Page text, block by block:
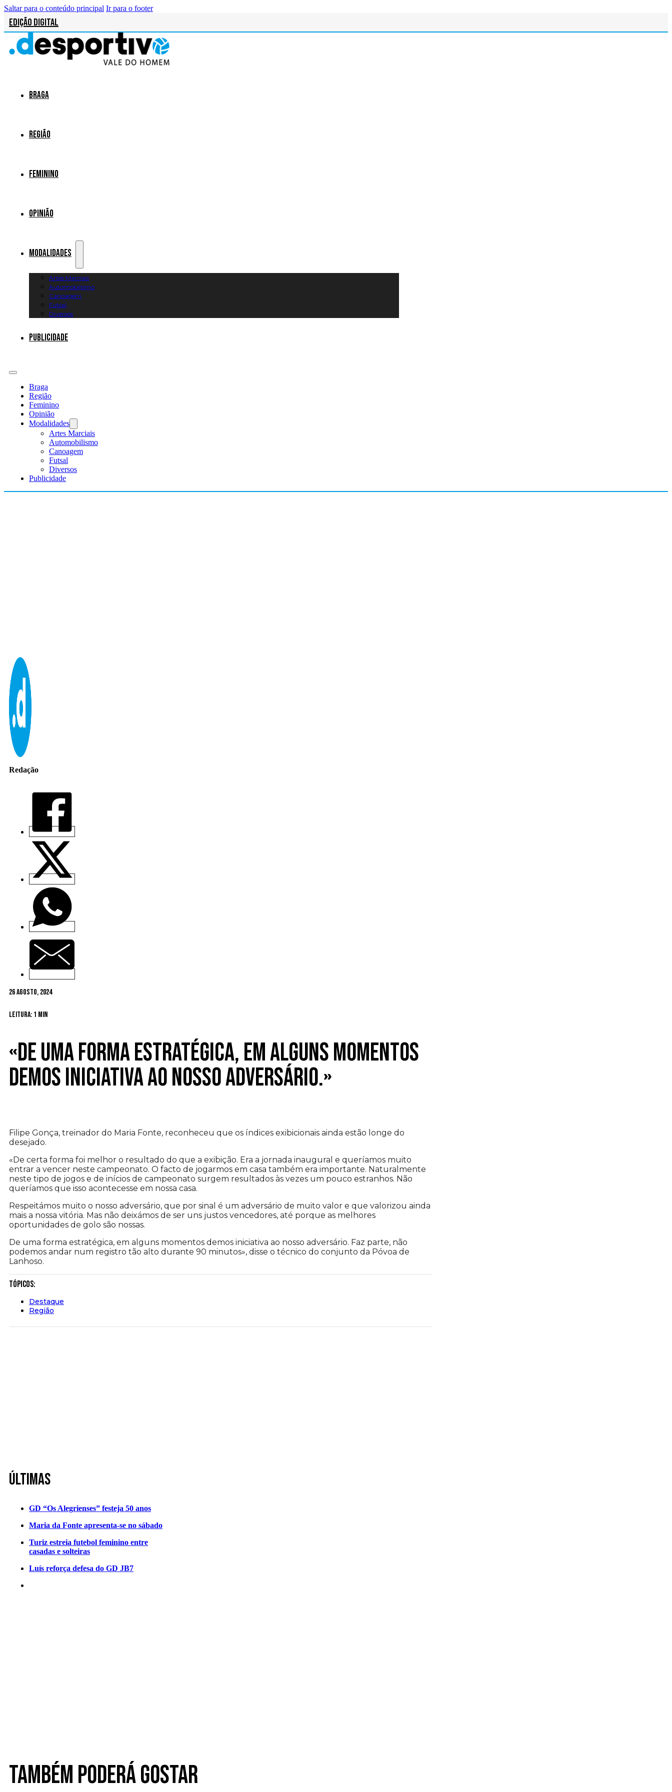
Saltar para o conteúdo principal Ir para o footer
Edição Digital
Braga
Região
Feminino
Opinião
Modalidades
Artes Marciais
Automobilismo
Canoagem
Futsal
Diversos
Publicidade
Braga
Região
Feminino
Opinião
Modalidades
Artes Marciais
Automobilismo
Canoagem
Futsal
Diversos
Publicidade
Redação
26 Agosto, 2024
Leitura: 1 min
«De uma forma estratégica, em alguns momentos
demos iniciativa ao nosso adversário.»
Filipe Gonça, treinador do Maria Fonte, reconheceu que os índices exibicionais ainda estão longe do
desejado.
«De certa forma foi melhor o resultado do que a exibição. Era a jornada inaugural e queríamos muito
entrar a vencer neste campeonato. O facto de jogarmos em casa também era importante. Naturalmente
neste tipo de jogos e de inícios de campeonato surgem resultados às vezes um pouco estranhos. Não
queríamos que isso acontecesse em nossa casa.
Respeitámos muito o nosso adversário, que por sinal é um adversário de muito valor e que valorizou ainda
mais a nossa vitória. Mas não deixámos de ser uns justos vencedores, até porque as melhores
oportunidades de golo são nossas.
De uma forma estratégica, em alguns momentos demos iniciativa ao nosso adversário. Faz parte, não
podemos andar num registro tão alto durante 90 minutos», disse o técnico do conjunto da Póvoa de
Lanhoso.
Tópicos:
Destaque
Região
Últimas
GD “Os Alegrienses” festeja 50 anos
Maria da Fonte apresenta-se no sábado
Turiz estreia futebol feminino entre
casadas e solteiras
Luís reforça defesa do GD JB7
Também poderá gostar